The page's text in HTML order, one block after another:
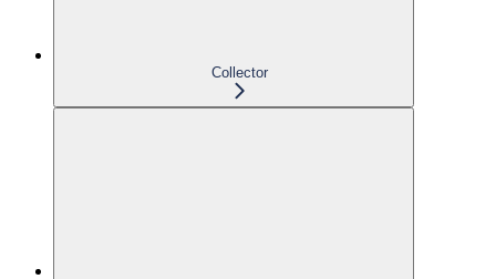
Collector